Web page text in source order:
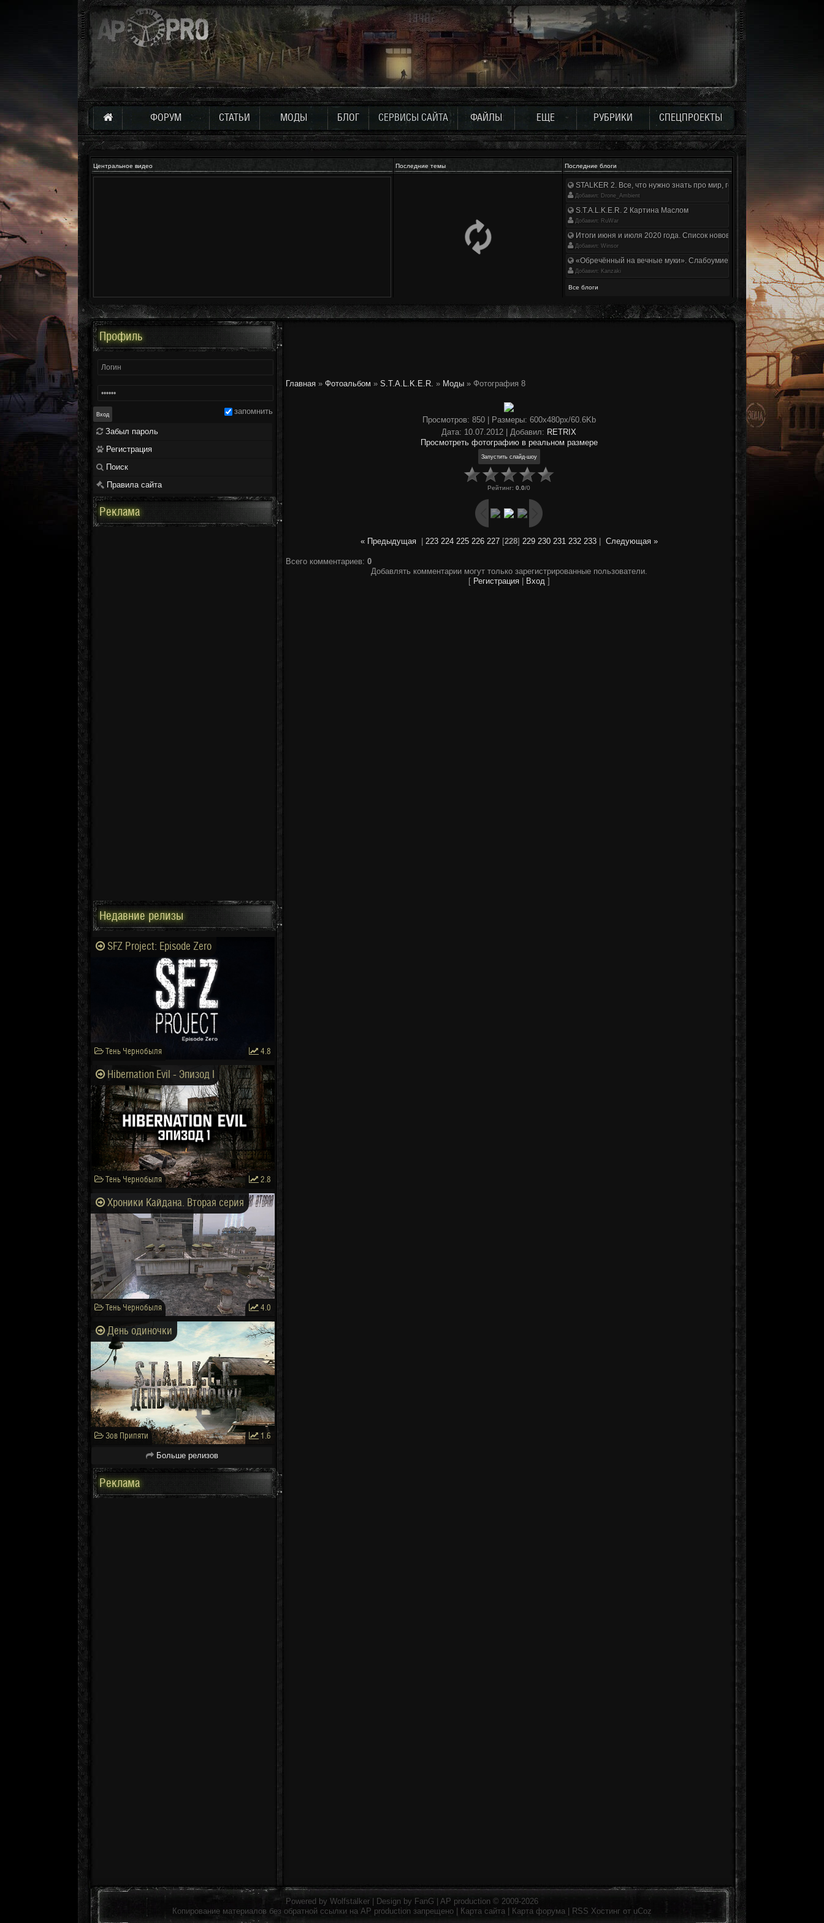
ФОРУМ СТАТЬИ МОДЫ БЛОГ СЕРВИСЫ САЙТА ФАЙЛЫ ЕЩЕ РУБРИКИ СПЕЦПРОЕКТЫ
Центральное видео Последние темы Последние блоги
STALKER 2. Все, что нужно знать про мир, геймплей и сюжет | Разбор
Добавил: Drone_Ambient
S.T.A.L.K.E.R. 2 Картина Маслом
Добавил: RuWar
Итоги июня и июля 2020 года. Список нововведений
Добавил: Winsor
«Обречённый на вечные муки». Слабоумие и отвага
Добавил: Kanzaki
Все блоги
Главная » Фотоальбом » S.T.A.L.K.E.R. » Моды » Фотография 8
Просмотров: 850 | Размеры: 600x480px/60.6Kb
Дата: 10.07.2012 | Добавил: RETRIX
Просмотреть фотографию в реальном размере
Рейтинг: 0.0/0
« Предыдущая| 223 224 225 226 227[228] 229 230 231 232 233| Следующая »
Всего комментариев: 0
Добавлять комментарии могут только зарегистрированные пользователи.
[ Регистрация| Вход]
Профиль
запомнить
Забыл пароль
Регистрация
Поиск
Правила сайта
Реклама
Недавние релизы
SFZ Project: Episode Zero
Тень Чернобыля 4.8
Hibernation Evil - Эпизод I
Тень Чернобыля 2.8
Хроники Кайдана. Вторая серия
Тень Чернобыля 4.0
День одиночки
Зов Припяти 1.6
Больше релизов
Реклама
Powered by Wolfstalker | Design by FanG AP production © 2009-2026
Копирование материалов без обратной ссылки на AP production запрещено | Карта сайта Карта форума RSS Хостинг от uCoz